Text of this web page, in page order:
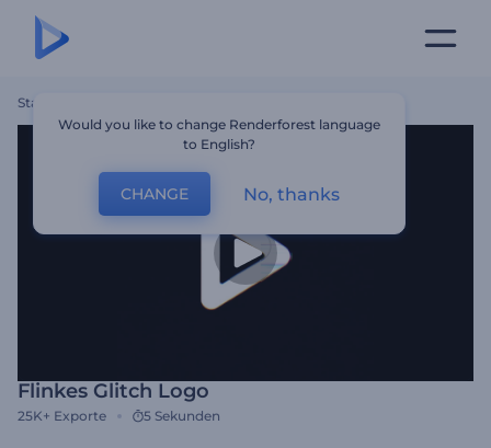
Startseite
Flinkes Glitch Logo
25K+ Exporte 5 Sekunden
Would you like to change Renderforest language
to English?
CHANGE No, thanks